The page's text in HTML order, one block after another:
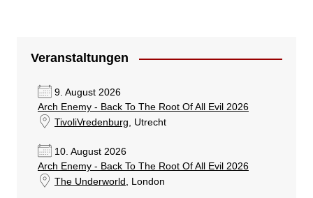
Veranstaltungen
9. August 2026
Arch Enemy - Back To The Root Of All Evil 2026
TivoliVredenburg, Utrecht
10. August 2026
Arch Enemy - Back To The Root Of All Evil 2026
The Underworld , London